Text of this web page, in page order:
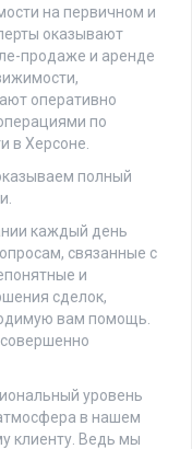
на первичном и
оказывают
продаже и аренде
оперативно
по
в Херсоне.
полный
каждый день
связанные с
и
сделок,
вам помощь.
уровень
в нашем
клиенту. Ведь мы